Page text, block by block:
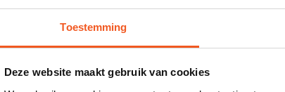
Toestemming
Deze website maakt gebruik van cookies
Standaard